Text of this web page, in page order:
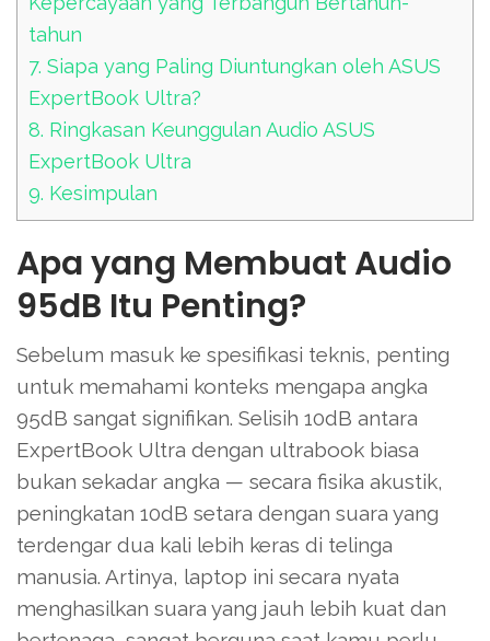
tahun
7. Siapa yang Paling Diuntungkan oleh ASUS
ExpertBook Ultra?
8. Ringkasan Keunggulan Audio ASUS
ExpertBook Ultra
9. Kesimpulan
Apa yang Membuat Audio
95dB Itu Penting?
Sebelum masuk ke spesifikasi teknis, penting
untuk memahami konteks mengapa angka
95dB sangat signifikan. Selisih 10dB antara
ExpertBook Ultra dengan ultrabook biasa
bukan sekadar angka — secara fisika akustik,
peningkatan 10dB setara dengan suara yang
terdengar dua kali lebih keras di telinga
manusia. Artinya, laptop ini secara nyata
menghasilkan suara yang jauh lebih kuat dan